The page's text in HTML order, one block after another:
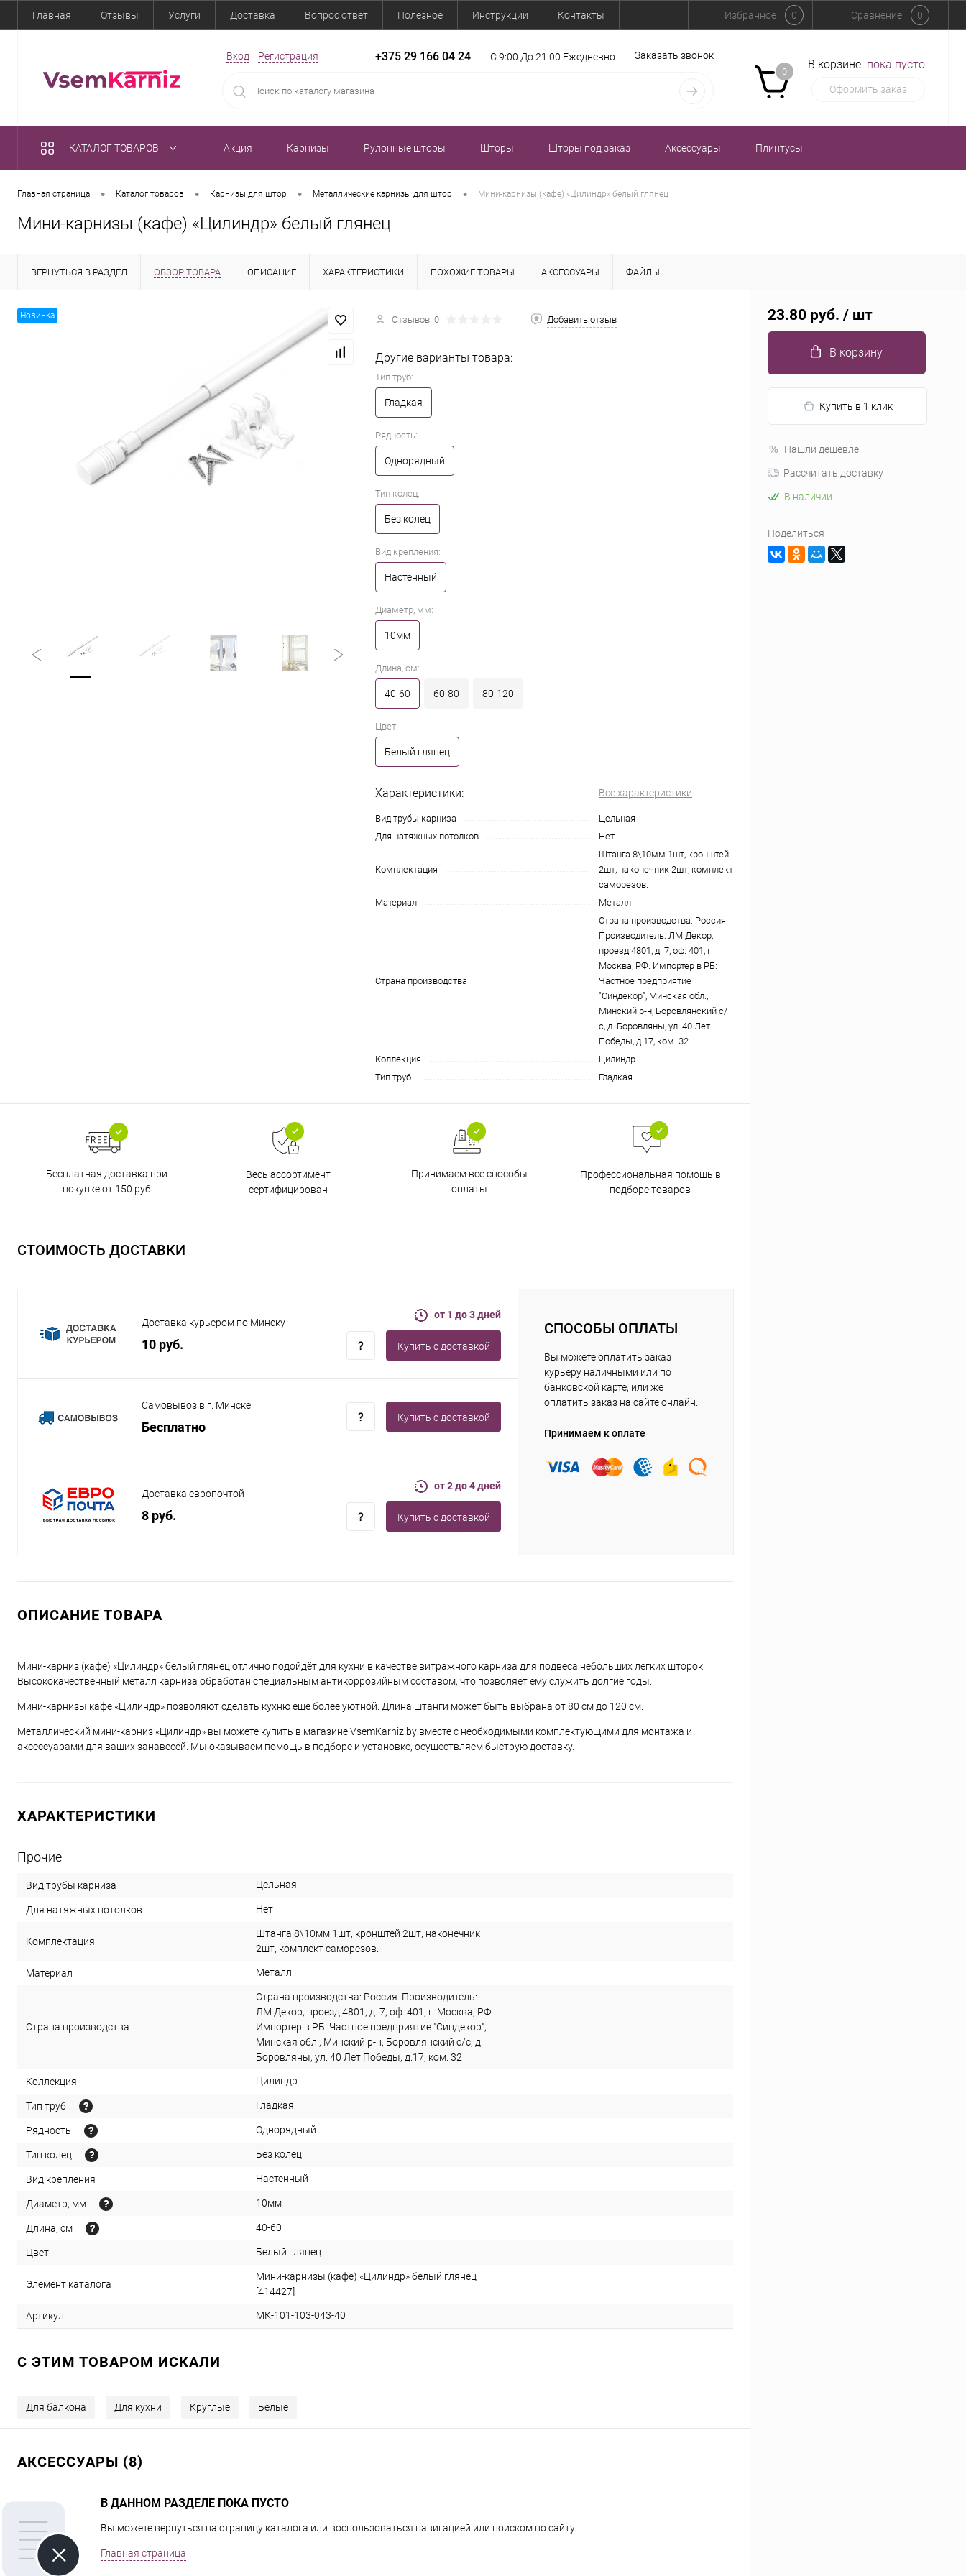
Главная Отзывы Услуги Доставка Вопрос ответ Полезное Инструкции Контакты Избранное 0 Сравнение 0
Вход Регистрация +375 29 166 04 24 С 9:00 До 21:00 Ежедневно Заказать звонок
0
В корзине пока пусто
Оформить заказ
КАТАЛОГ ТОВАРОВ Акция Карнизы Рулонные шторы Шторы Шторы под заказ Аксессуары Плинтусы
Главная страница • Каталог товаров • Карнизы для штор • Металлические карнизы для штор • Мини-карнизы (кафе) «Цилиндр» белый глянец
Мини-карнизы (кафе) «Цилиндр» белый глянец
ВЕРНУТЬСЯ В РАЗДЕЛ ОБЗОР ТОВАРА ОПИСАНИЕ ХАРАКТЕРИСТИКИ ПОХОЖИЕ ТОВАРЫ АКСЕССУАРЫ ФАЙЛЫ
Новинка Отзывов: 0 Добавить отзыв
Другие варианты товара:
Тип труб:
Гладкая
Рядность:
Однорядный
Тип колец:
Без колец
Вид крепления:
Настенный
Диаметр, мм:
10мм
Длина, см:
40-60 60-80 80-120
Цвет:
Белый глянец
Характеристики: Все характеристики
Вид трубы карниза
Цельная
Для натяжных потолков
Нет
Комплектация
Штанга 8\10мм 1шт, кронштей
2шт, наконечник 2шт, комплект
саморезов.
Материал
Металл
Страна производства
Страна производства: Россия.
Производитель: ЛМ Декор,
проезд 4801, д. 7, оф. 401, г.
Москва, РФ. Импортер в РБ:
Частное предприятие
"Синдекор", Минская обл.,
Минский р-н, Боровлянский с/
с, д. Боровляны, ул. 40 Лет
Победы, д.17, ком. 32
Коллекция
Цилиндр
Тип труб
Гладкая
Бесплатная доставка при
покупке от 150 руб
Весь ассортимент
сертифицирован
Принимаем все способы
оплаты
Профессиональная помощь в
подборе товаров
СТОИМОСТЬ ДОСТАВКИ
Доставка курьером по Минску
10 руб.
от 1 до 3 дней
Купить c доставкой
Самовывоз в г. Минске
Бесплатно
Купить c доставкой
Доставка европочтой
8 руб.
от 2 до 4 дней
Купить c доставкой
СПОСОБЫ ОПЛАТЫ
Вы можете оплатить заказ
курьеру наличными или по
банковской карте, или же
оплатить заказ на сайте онлайн.
Принимаем к оплате
ОПИСАНИЕ ТОВАРА
Мини-карниз (кафе) «Цилиндр» белый глянец отлично подойдёт для кухни в качестве витражного карниза для подвеса небольших легких шторок.
Высококачественный металл карниза обработан специальным антикоррозийным составом, что позволяет ему служить долгие годы.
Мини-карнизы кафе «Цилиндр» позволяют сделать кухню ещё более уютной. Длина штанги может быть выбрана от 80 см до 120 см.
Металлический мини-карниз «Цилиндр» вы можете купить в магазине VsemKarniz.by вместе с необходимыми комплектующими для монтажа и
аксессуарами для ваших занавесей. Мы оказываем помощь в подборе и установке, осуществляем быструю доставку.
ХАРАКТЕРИСТИКИ
Прочие
Вид трубы карниза Цельная
Для натяжных потолков Нет
Комплектация
Штанга 8\10мм 1шт, кронштей 2шт, наконечник
2шт, комплект саморезов.
Материал Металл
Страна производства
Страна производства: Россия. Производитель:
ЛМ Декор, проезд 4801, д. 7, оф. 401, г. Москва, РФ.
Импортер в РБ: Частное предприятие "Синдекор",
Минская обл., Минский р-н, Боровлянский с/с, д.
Боровляны, ул. 40 Лет Победы, д.17, ком. 32
Коллекция Цилиндр
Тип труб Гладкая
Рядность Однорядный
Тип колец Без колец
Вид крепления Настенный
Диаметр, мм 10мм
Длина, см 40-60
Цвет Белый глянец
Элемент каталога
Мини-карнизы (кафе) «Цилиндр» белый глянец
[414427]
Артикул МК-101-103-043-40
C ЭТИМ ТОВАРОМ ИСКАЛИ
Для балкона Для кухни Круглые Белые
АКСЕССУАРЫ (8)
В ДАННОМ РАЗДЕЛЕ ПОКА ПУСТО
Вы можете вернуться на страницу каталога или воспользоваться навигацией или поиском по сайту.
Главная страница
23.80 руб. / шт
В корзину
Купить в 1 клик
Нашли дешевле
Рассчитать доставку
В наличии
Поделиться